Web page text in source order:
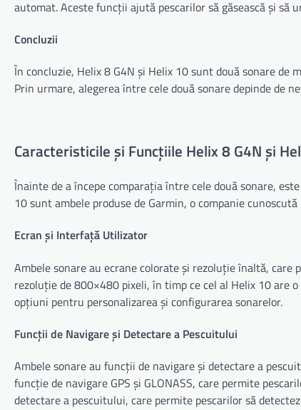
automat. Aceste funcții ajută pescarilor să găsească și să
Concluzii
În concluzie, Helix 8 G4N și Helix 10 sunt două sonare
Prin urmare, alegerea între cele două sonare depinde de
Caracteristicile și Funcțiile Helix 8 G4N și
Înainte de a începe comparația între cele două sonare,
10 sunt ambele produse de Garmin, o companie
Ecran și Interfață Utilizator
Ambele sonare au ecrane colorate și rezoluție înaltă,
rezoluție de 800×480 pixeli, în timp ce cel al Helix 10
opțiuni pentru personalizarea și configurarea sonarelor.
Funcții de Navigare și Detectare a Pescuitului
Ambele sonare au funcții de navigare și detectare a
funcție de navigare GPS și GLONASS, care permite
detectare a pescuitului, care permite pescarilor să